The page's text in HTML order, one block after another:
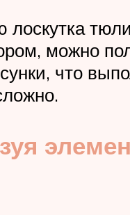
можно
что